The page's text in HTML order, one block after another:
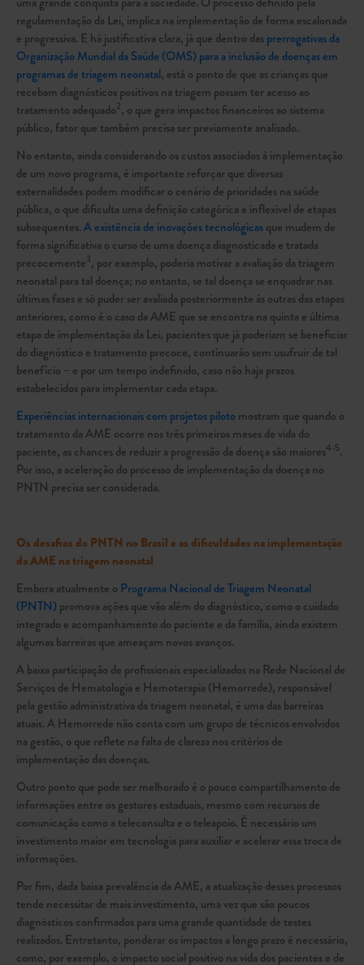
regulamentação da Lei, implica na implementação de forma escalonada
e progressiva. E há justificativa clara, já que dentro dasprerrogativas da
Organização Mundial da Saúde (OMS) para a inclusão de doenças em
programas de triagem neonatal, está o ponto de que as crianças que
recebam diagnósticos positivos na triagem possam ter acesso ao
tratamento adequado2, o que gera impactos financeiros ao sistema
público, fator que também precisa ser previamente analisado.
No entanto, ainda considerando os custos associados à implementação
de um novo programa, é importante reforçar que diversas
externalidades podem modificar o cenário de prioridades na saúde
pública, o que dificulta uma definição categórica e inflexível de etapas
subsequentes.A existência de inovações tecnológicasque mudem de
forma significativa o curso de uma doença diagnosticada e tratada
precocemente3, por exemplo, poderia motivar a avaliação da triagem
neonatal para tal doença; no entanto, se tal doença se enquadrar nas
últimas fases e só puder ser avaliada posteriormente às outras das etapas
anteriores, como é o caso da AME que se encontra na quinta e última
etapa de implementação da Lei, pacientes que já poderiam se beneficiar
do diagnóstico e tratamento precoce, continuarão sem usufruir de tal
benefício – e por um tempo indefinido, caso não haja prazos
estabelecidos para implementar cada etapa.
Experiências internacionais com projetos pilotomostram que quando o
tratamento da AME ocorre nos três primeiros meses de vida do
paciente, as chances de reduzir a progressão da doença são maiores4-5.
Por isso, a aceleração do processo de implementação da doença no
PNTN precisa ser considerada.
Os desafios do PNTN no Brasil e as dificuldades na implementação
da AME na triagem neonatal
Embora atualmente o Programa Nacional de Triagem Neonatal
(PNTN) promova ações que vão além do diagnóstico, como o cuidado
integrado e acompanhamento do paciente e da família, ainda existem
algumas barreiras que ameaçam novos avanços.
A baixa participação de profissionais especializados na Rede Nacional de
Serviços de Hematologia e Hemoterapia (Hemorrede), responsável
pela gestão administrativa da triagem neonatal, é uma das barreiras
atuais. A Hemorrede não conta com um grupo de técnicos envolvidos
na gestão, o que reflete na falta de clareza nos critérios de
implementação das doenças.
Outro ponto que pode ser melhorado é o pouco compartilhamento de
informações entre os gestores estaduais, mesmo com recursos de
comunicação como a teleconsulta e o teleapoio. É necessário um
investimento maior em tecnologia para auxiliar e acelerar essa troca de
informações.
Por fim, dada baixa prevalência da AME, a atualização desses processos
tende necessitar de mais investimento, uma vez que são poucos
diagnósticos confirmados para uma grande quantidade de testes
realizados. Entretanto, ponderar os impactos a longo prazo é necessário,
como, por exemplo, o impacto social positivo na vida dos pacientes e de